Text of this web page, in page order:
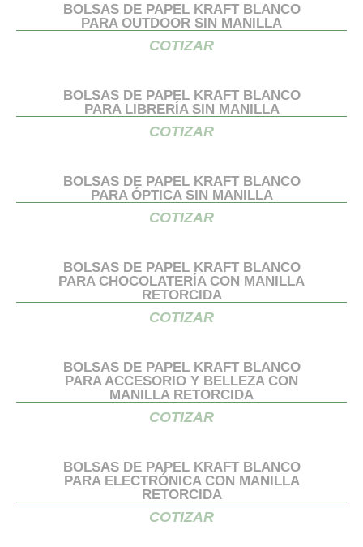
BOLSAS DE PAPEL KRAFT BLANCO
PARA OUTDOOR SIN MANILLA
COTIZAR
BOLSAS DE PAPEL KRAFT BLANCO
PARA LIBRERÍA SIN MANILLA
COTIZAR
BOLSAS DE PAPEL KRAFT BLANCO
PARA ÓPTICA SIN MANILLA
COTIZAR
BOLSAS DE PAPEL KRAFT BLANCO
PARA CHOCOLATERÍA CON MANILLA
RETORCIDA
COTIZAR
BOLSAS DE PAPEL KRAFT BLANCO
PARA ACCESORIO Y BELLEZA CON
MANILLA RETORCIDA
COTIZAR
BOLSAS DE PAPEL KRAFT BLANCO
PARA ELECTRÓNICA CON MANILLA
RETORCIDA
COTIZAR